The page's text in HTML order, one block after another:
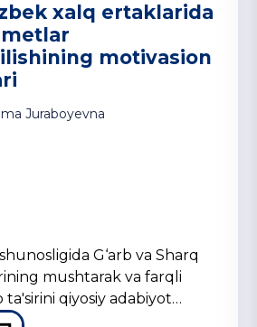
xalq ertaklarida
motivasion
Juraboyevna
G‘arb va Sharq
mushtarak va farqli
ta'sirini qiyosiy adabiyot…